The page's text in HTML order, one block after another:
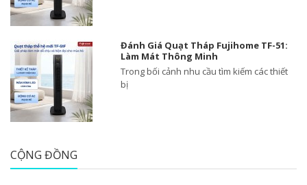
Đánh Giá Quạt Tháp Fujihome TF-51:
Làm Mát Thông Minh
Trong bối cảnh nhu cầu tìm kiếm các thiết
bị
CỘNG ĐỒNG